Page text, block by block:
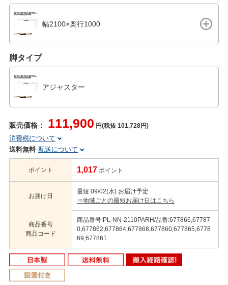
幅2100×奥行1000
脚タイプ
アジャスター
販売価格： 111,900 円(税抜 101,728円)
消費税について
送料無料 配送について
ポイント 1,017 ポイント
お届け日
最短 09/02(水) お届け予定
⇒地域ごとの最短お届け日はこちら
商品番号
商品コード
商品番号:PL-NN-2110PARH/品番:677866,67787
0,677862,677864,677868,677860,677865,6778
69,677861